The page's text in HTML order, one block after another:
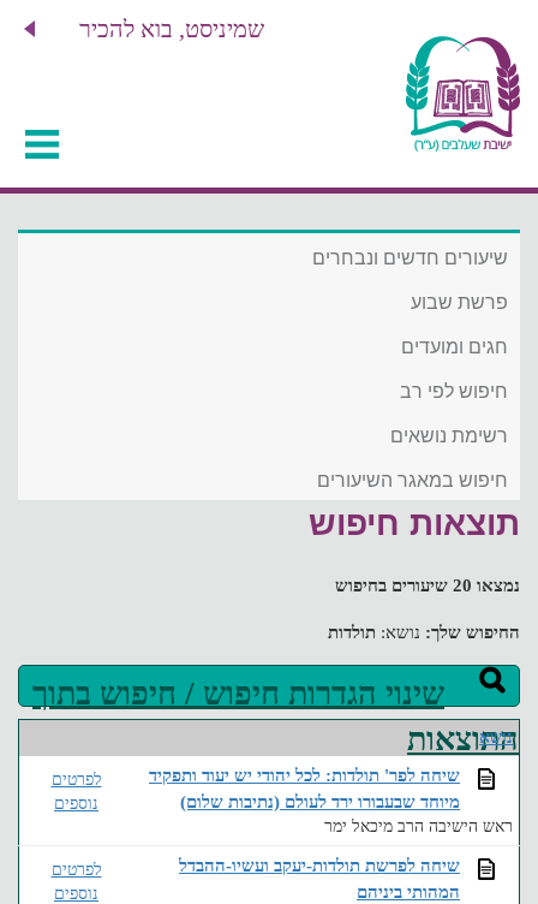
שמיניסט, בוא להכיר
שיעורים חדשים ונבחרים
פרשת שבוע
חגים ומועדים
חיפוש לפי רב
רשימת נושאים
חיפוש במאגר השיעורים
תוצאות חיפוש
נמצאו 20 שיעורים בחיפוש
החיפוש שלך: נושא: תולדות
שינוי הגדרות חיפוש / חיפוש בתוך
התוצאות
נושא
לפרטים
נוספים
שיחה לפר' תולדות: לכל יהודי יש יעוד ותפקיד
מיוחד שבעבורו ירד לעולם (נתיבות שלום)
ראש הישיבה הרב מיכאל ימר
לפרטים
נוספים
שיחה לפרשת תולדות-יעקב ועשיו-ההבדל
המהותי ביניהם